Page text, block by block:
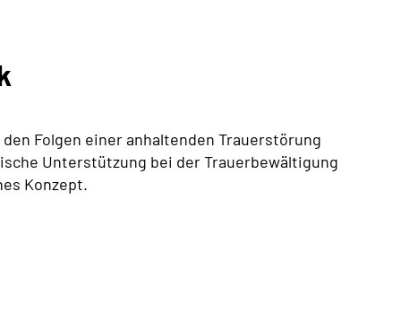
Folgen einer anhaltenden Trauerstörung
Unterstützung bei der Trauerbewältigung
Konzept.